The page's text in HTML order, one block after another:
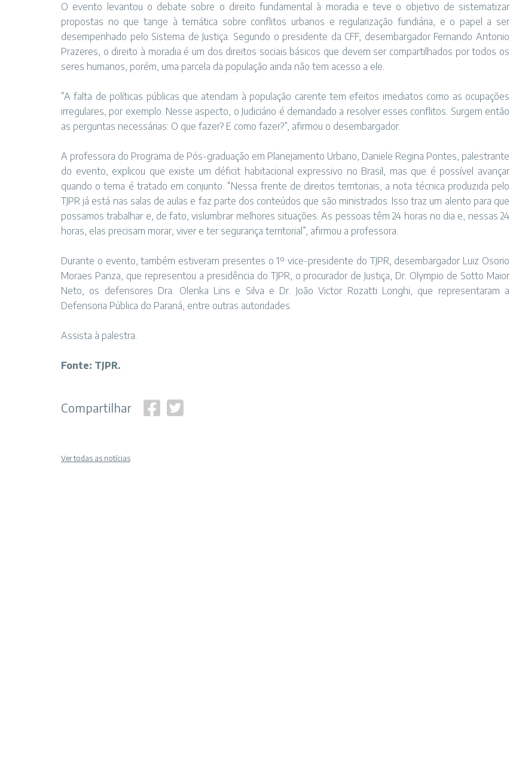
O evento levantou o debate sobre o direito fundamental à moradia e teve o objetivo de sistematizar
propostas no que tange à temática sobre conflitos urbanos e regularização fundiária, e o papel a ser
desempenhado pelo Sistema de Justiça. Segundo o presidente da CFF, desembargador Fernando Antonio
Prazeres, o direito à moradia é um dos direitos sociais básicos que devem ser compartilhados por todos os
seres humanos, porém, uma parcela da população ainda não tem acesso a ele.
“A falta de políticas públicas que atendam à população carente tem efeitos imediatos como as ocupações
irregulares, por exemplo. Nesse aspecto, o Judiciário é demandado a resolver esses conflitos. Surgem então
as perguntas necessárias: O que fazer? E como fazer?”, afirmou o desembargador.
A professora do Programa de Pós-graduação em Planejamento Urbano, Daniele Regina Pontes, palestrante
do evento, explicou que existe um déficit habitacional expressivo no Brasil, mas que é possível avançar
quando o tema é tratado em conjunto. “Nessa frente de direitos territoriais, a nota técnica produzida pelo
TJPR já está nas salas de aulas e faz parte dos conteúdos que são ministrados. Isso traz um alento para que
possamos trabalhar e, de fato, vislumbrar melhores situações. As pessoas têm 24 horas no dia e, nessas 24
horas, elas precisam morar, viver e ter segurança territorial”, afirmou a professora.
Durante o evento, também estiveram presentes o 1º vice-presidente do TJPR, desembargador Luiz Osorio
Moraes Panza, que representou a presidência do TJPR, o procurador de Justiça, Dr. Olympio de Sotto Maior
Neto, os defensores Dra. Olenka Lins e Silva e Dr. João Victor Rozatti Longhi, que representaram a
Defensoria Pública do Paraná, entre outras autoridades.
Assista à palestra.
Fonte: TJPR.
Compartilhar
Ver todas as notícias